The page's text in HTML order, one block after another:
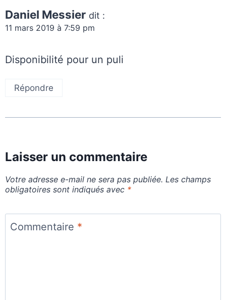
Daniel Messier dit :
11 mars 2019 à 7:59 pm
Disponibilité pour un puli
Répondre
Laisser un commentaire
Votre adresse e-mail ne sera pas publiée. Les champs
obligatoires sont indiqués avec *
Commentaire *